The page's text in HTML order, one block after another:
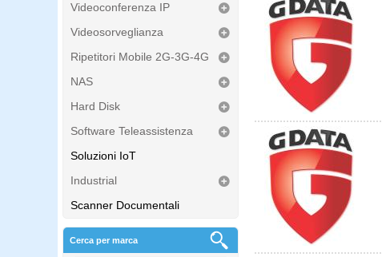
Videoconferenza IP
Videosorveglianza
Ripetitori Mobile 2G-3G-4G
NAS
Hard Disk
Software Teleassistenza
Soluzioni IoT
Industrial
Scanner Documentali
Cerca per marca